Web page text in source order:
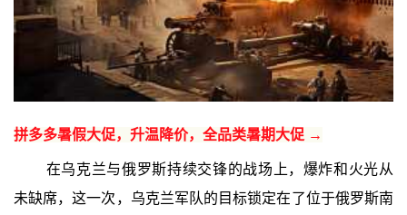
拼多多暑假大促，升温降价，全品类暑期大促 →
在乌克兰与俄罗斯持续交锋的战场上，爆炸和火光从
未缺席，这一次，乌克兰军队的目标锁定在了位于俄罗斯南